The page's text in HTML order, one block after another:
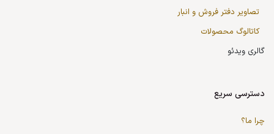
تصاویر دفتر فروش و انبار
کاتالوگ محصولات
گالری ویدئو
دسترسی سریع
چرا ما؟